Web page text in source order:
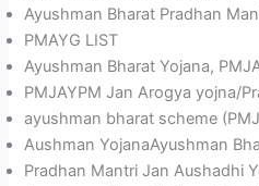
Ayushman Bharat Pradhan
PMAYG LIST
Ayushman Bharat Yojana,
PMJAYPM Jan Arogya yojna/
ayushman bharat scheme
Aushman YojanaAyushman
Pradhan Mantri Jan Aushadhi